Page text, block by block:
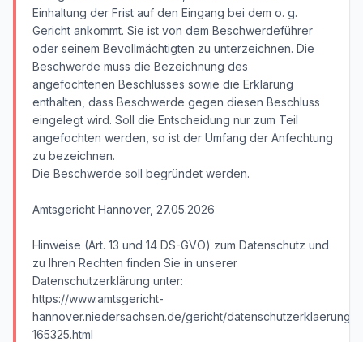
Einhaltung der Frist auf den Eingang bei dem o. g.
Gericht ankommt. Sie ist von dem Beschwerdeführer
oder seinem Bevollmächtigten zu unterzeichnen. Die
Beschwerde muss die Bezeichnung des
angefochtenen Beschlusses sowie die Erklärung
enthalten, dass Beschwerde gegen diesen Beschluss
eingelegt wird. Soll die Entscheidung nur zum Teil
angefochten werden, so ist der Umfang der Anfechtung
zu bezeichnen.
Die Beschwerde soll begründet werden.
Amtsgericht Hannover, 27.05.2026
Hinweise (Art. 13 und 14 DS-GVO) zum Datenschutz und
zu Ihren Rechten finden Sie in unserer
Datenschutzerklärung unter:
https://www.amtsgericht-
hannover.niedersachsen.de/gericht/datenschutzerklaerung/
165325.html